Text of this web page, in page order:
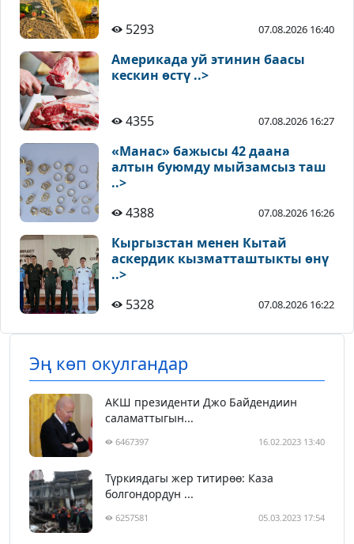
5293 07.08.2026 16:40
Америкада уй этинин баасы
кескин өстү ..>
4355 07.08.2026 16:27
«Манас» бажысы 42 даана
алтын буюмду мыйзамсыз таш
..>
4388
07.08.2026 16:26
Кыргызстан менен Кытай
аскердик кызматташтыкты өнү
..>
5328
07.08.2026 16:22
Эң көп окулгандар
АКШ президенти Джо Байдендиин
саламаттыгын...
6467397 16.02.2023 13:40
Түркиядагы жер титирөө: Каза
болгондордун ...
6257581 05.03.2023 17:54